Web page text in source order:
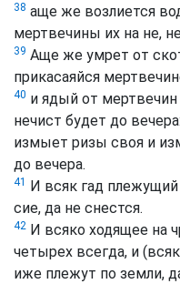
38 аще же возлиется
мертвечины их на не,
39 Аще же умрет от
прикасаяйся
40 и ядый от
нечист будет до
измыет ризы своя и
до вечера.
41
И всяк гад
сие, да не снестся.
42 И всяко ходящее на
четырех всегда, и
иже плежут по земли,